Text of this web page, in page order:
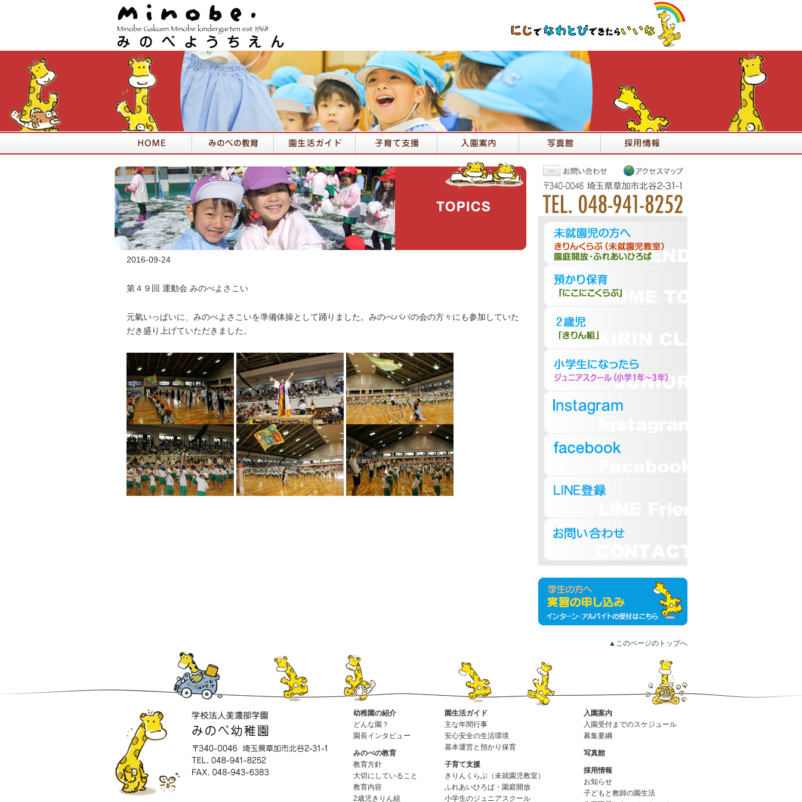
2016-09-24
第４９回 運動会 みのべよさこい
元氣いっぱいに、みのべよさこいを準備体操として踊りました。みのべパパの会の方々にも参加していた
だき盛り上げていただきました。
▲このページのトップへ
幼稚園の紹介
どんな園？
園長インタビュー
みのべの教育
教育方針
大切にしていること
教育内容
2歳児きりん組
園生活ガイド
主な年間行事
安心安全の生活環境
基本運営と預かり保育
子育て支援
きりんくらぶ（未就園児教室）
ふれあいひろば・園庭開放
小学生のジュニアスクール
入園案内
入園受付までのスケジュール
募集要綱
写真館
採用情報
お知らせ
子どもと教師の園生活